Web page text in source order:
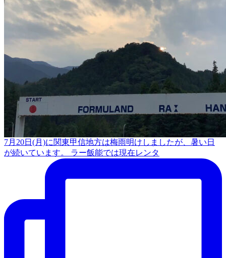
7月20日(月)に関東甲信地方は梅雨明けしましたが、暑い日
が続いています。 ラー飯能では現在レンタ